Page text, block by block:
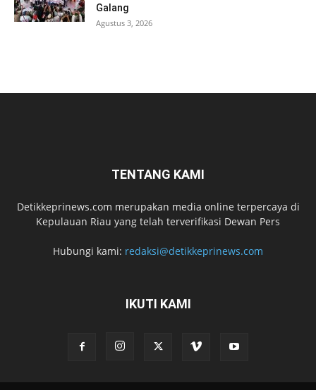
Galang
Agustus 3, 2026
TENTANG KAMI
Detikkeprinews.com merupakan media online terpercaya di
Kepulauan Riau yang telah terverifikasi Dewan Pers
Hubungi kami: redaksi@detikkeprinews.com
IKUTI KAMI